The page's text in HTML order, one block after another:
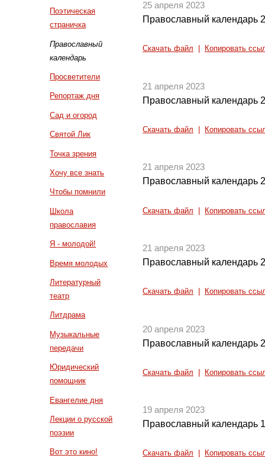
Поэтическая
страничка
Православный
календарь
Просветители
Репортаж дня
Сад и огород
Святой Лик
Точка зрения
Хочу все знать
Чтобы помнили
Школа
православия
Я - молодой!
Время молодых
Литературный
театр
Литдрама
Музыкальные
передачи
Юридический
помощник
Евангелие дня
Лекции о русской
поэзии
Вот это кино!
25 апреля 2023
Православный календарь
Скачать файл Копировать
21 апреля 2023
Православный календарь
Скачать файл Копировать
21 апреля 2023
Православный календарь
Скачать файл Копировать
21 апреля 2023
Православный календарь
Скачать файл Копировать
20 апреля 2023
Православный календарь
Скачать файл Копировать
19 апреля 2023
Православный календарь
Скачать файл Копировать